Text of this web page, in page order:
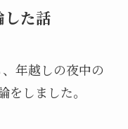
た話
年越しの夜中の
しました。